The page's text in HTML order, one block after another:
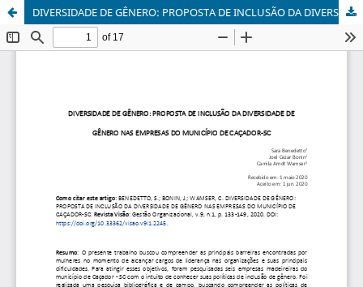
DIVERSIDADE DE GÊNERO: PROPOSTA DE INCLUSÃO DA DIVERSIDADE DE GÊNERO NAS EMPRESAS DO MUNICÍPIO DE CAÇADOR-SC